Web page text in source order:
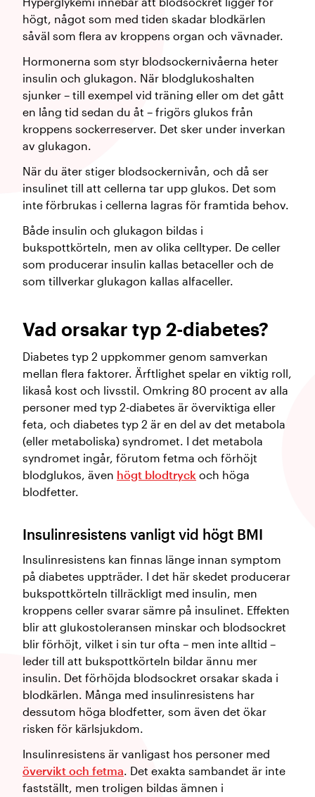
högt, något som med tiden skadar blodkärlen
såväl som flera av kroppens organ och vävnader.
Hormonerna som styr blodsockernivåerna heter
insulin och glukagon. När blodglukoshalten
sjunker – till exempel vid träning eller om det gått
en lång tid sedan du åt – frigörs glukos från
kroppens sockerreserver. Det sker under inverkan
av glukagon.
När du äter stiger blodsockernivån, och då ser
insulinet till att cellerna tar upp glukos. Det som
inte förbrukas i cellerna lagras för framtida behov.
Både insulin och glukagon bildas i
bukspottkörteln, men av olika celltyper. De celler
som producerar insulin kallas betaceller och de
som tillverkar glukagon kallas alfaceller.
Vad orsakar typ 2-diabetes?
Diabetes typ 2 uppkommer genom samverkan
mellan flera faktorer. Ärftlighet spelar en viktig roll,
likaså kost och livsstil. Omkring 80 procent av alla
personer med typ 2-diabetes är överviktiga eller
feta, och diabetes typ 2 är en del av det metabola
(eller metaboliska) syndromet. I det metabola
syndromet ingår, förutom fetma och förhöjt
blodglukos, även högt blodtryck och höga
blodfetter.
Insulinresistens vanligt vid högt BMI
Insulinresistens kan finnas länge innan symptom
på diabetes uppträder. I det här skedet producerar
bukspottkörteln tillräckligt med insulin, men
kroppens celler svarar sämre på insulinet. Effekten
blir att glukostoleransen minskar och blodsockret
blir förhöjt, vilket i sin tur ofta – men inte alltid –
leder till att bukspottkörteln bildar ännu mer
insulin. Det förhöjda blodsockret orsakar skada i
blodkärlen. Många med insulinresistens har
dessutom höga blodfetter, som även det ökar
risken för kärlsjukdom.
Insulinresistens är vanligast hos personer med
övervikt och fetma. Det exakta sambandet är inte
fastställt, men troligen bildas ämnen i